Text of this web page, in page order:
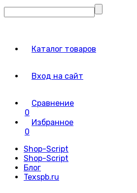
Каталог товаров
Вход на сайт
Сравнение
0
Избранное
0
Shop-Script
Shop-Script
Блог
Texspb.ru